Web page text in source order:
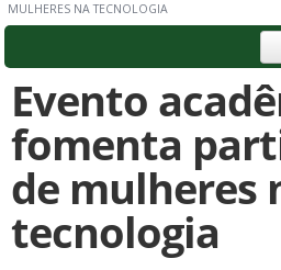
MULHERES NA TECNOLOGIA
Evento
fomenta
de mulheres
tecnologia